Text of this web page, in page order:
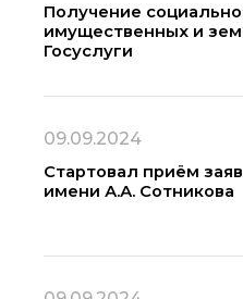
Получение
имущественных и
Госуслуги
09.09.2024
Стартовал приём
имени А.А. Сотникова